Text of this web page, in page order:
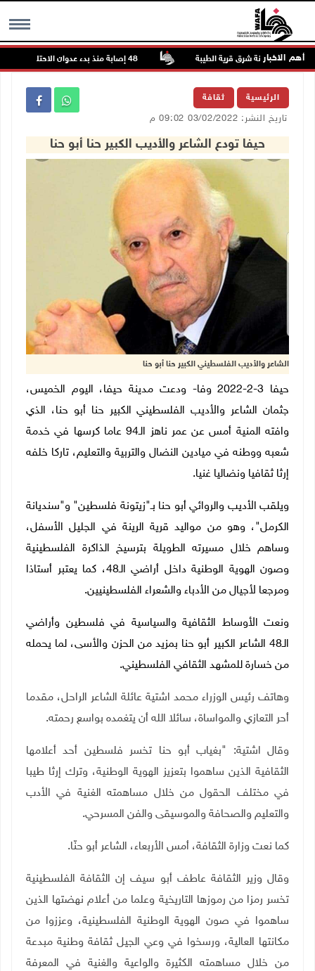
MENU أهم الاخبار
الرئيسية ثقافة
تاريخ النشر: 03/02/2022 09:02 م
حيفا تودع الشاعر والأديب الكبير حنا أبو حنا
الشاعر والأديب الفلسطيني الكبير حنا أبو حنا
حيفا 3-2-2022 وفا- ودعت مدينة حيفا، اليوم الخميس،
جثمان الشاعر والأديب الفلسطيني الكبير حنا أبو حنا، الذي
وافته المنية أمس عن عمر ناهز الـ94 عاما كرسها في خدمة
شعبه ووطنه في ميادين النضال والتربية والتعليم، تاركا خلفه
إرثا ثقافيا ونضاليا غنيا.
ويلقب الأديب والروائي أبو حنا بـ"زيتونة فلسطين" و"سنديانة
الكرمل"، وهو من مواليد قرية الرينة في الجليل الأسفل،
وساهم خلال مسيرته الطويلة بترسيخ الذاكرة الفلسطينية
وصون الهوية الوطنية داخل أراضي الـ48، كما يعتبر أستاذا
ومرجعا لأجيال من الأدباء والشعراء الفلسطينيين.
ونعت الأوساط الثقافية والسياسية في فلسطين وأراضي
الـ48 الشاعر الكبير أبو حنا بمزيد من الحزن والأسى، لما يحمله
من خسارة للمشهد الثقافي الفلسطيني.
وهاتف رئيس الوزراء محمد اشتية عائلة الشاعر الراحل، مقدما
أحر التعازي والمواساة، سائلا الله أن يتغمده بواسع رحمته.
وقال اشتية: "بغياب أبو حنا تخسر فلسطين أحد أعلامها
الثقافية الذين ساهموا بتعزيز الهوية الوطنية، وترك إرثا طيبا
في مختلف الحقول من خلال مساهمته الغنية في الأدب
والتعليم والصحافة والموسيقى والفن المسرحي.
كما نعت وزارة الثقافة، أمس الأربعاء، الشاعر أبو حنّا.
وقال وزير الثقافة عاطف أبو سيف إن الثقافة الفلسطينية
تخسر رمزا من رموزها التاريخية وعلما من أعلام نهضتها الذين
ساهموا في صون الهوية الوطنية الفلسطينية، وعززوا من
مكانتها العالية، ورسخوا في وعي الجيل ثقافة وطنية مبدعة
من خلال مساهمته الكثيرة والواعية والغنية في المعرفة